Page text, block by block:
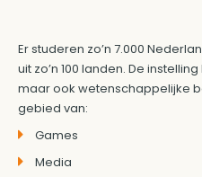
Er studeren zo’n 7.000
uit zo’n 100 landen. De
maar ook wetenschappelijke
gebied van:
Games
Media